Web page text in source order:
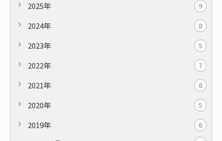
2025年 9
2024年 8
2023年 5
2022年 7
2021年 8
2020年 5
2019年 6